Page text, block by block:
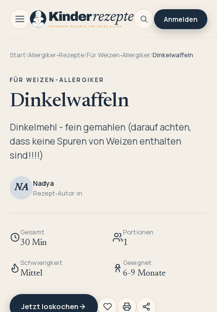
Anmelden
Start/Allergiker-Rezepte/Für Weizen-Allergiker/Dinkelwaffeln
FÜR WEIZEN-ALLERGIKER
Dinkelwaffeln
Dinkelmehl - fein gemahlen (darauf achten,
dass keine Spuren von Weizen enthalten
sind!!!!)
NA Nadya
Rezept-Autor:in
Gesamt
30 Min
Portionen
1
Schwierigkeit
Mittel
Geeignet
6-9 Monate
Jetzt loskochen